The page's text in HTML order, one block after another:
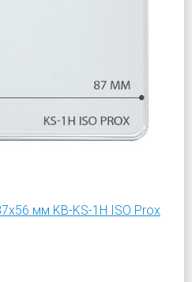
мм KB-KS-1H ISO Prox